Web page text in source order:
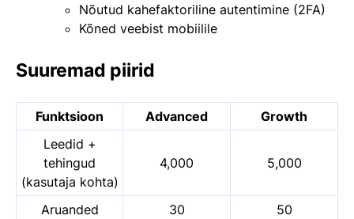
Nõutud kahefaktoriline autentimine (2FA)
Kõned veebist mobiilile
Suuremad piirid
Funktsioon Advanced
Growth
Leedid +
tehingud
(kasutaja kohta)
4,000 5,000
Aruanded 30
50